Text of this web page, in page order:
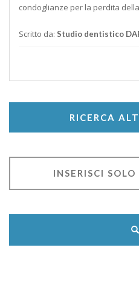
condoglianze per la perdita
Scritto da: Studio dentistico
RICERCA